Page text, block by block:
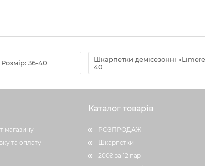
36-40
Шкарпетки демісезонні
40
магазину
та оплату
Каталог товарів
РОЗПРОДАЖ
Шкарпетки
200₴ за 12 пар